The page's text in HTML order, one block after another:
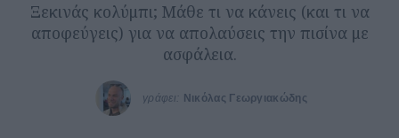
Ξεκινάς κολύμπι; Μάθε τι να κάνεις (και τι να
αποφεύγεις) για να απολαύσεις την πισίνα με
ασφάλεια.
γράφει: Νικόλας Γεωργιακώδης